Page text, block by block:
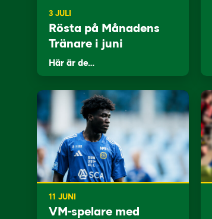
3 JULI
Rösta på Månadens
Tränare i juni
Här är de…
11 JUNI
VM-spelare med